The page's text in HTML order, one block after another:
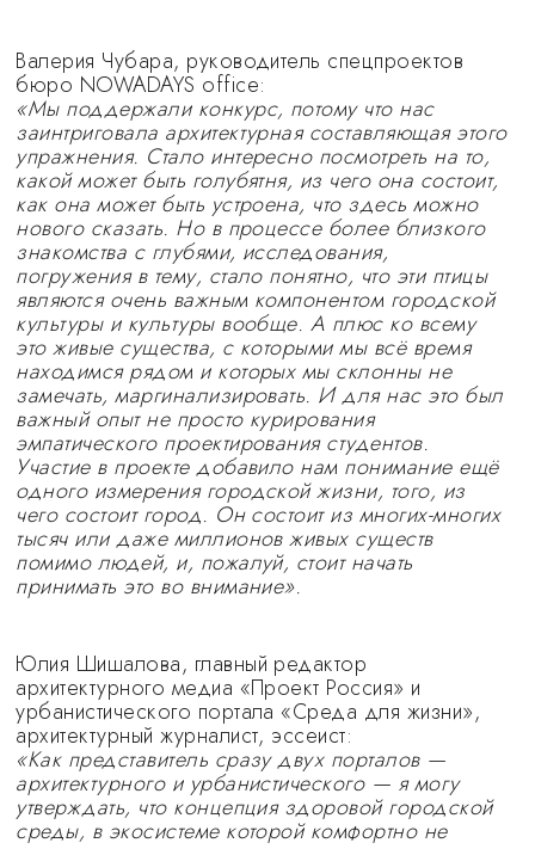
Валерия Чубара, руководитель спецпроектов
бюро NOWADAYS office:
«Мы поддержали конкурс, потому что нас
заинтриговала архитектурная составляющая этого
упражнения. Стало интересно посмотреть на то,
какой может быть голубятня, из чего она состоит,
как она может быть устроена, что здесь можно
нового сказать. Но в процессе более близкого
знакомства с глубями, исследования,
погружения в тему, стало понятно, что эти птицы
являются очень важным компонентом городской
культуры и культуры вообще. А плюс ко всему
это живые существа, с которыми мы всё время
находимся рядом и которых мы склонны не
замечать, маргинализировать. И для нас это был
важный опыт не просто курирования
эмпатического проектирования студентов.
Участие в проекте добавило нам понимание ещё
одного измерения городской жизни, того, из
чего состоит город. Он состоит из многих-многих
тысяч или даже миллионов живых существ
помимо людей, и, пожалуй, стоит начать
принимать это во внимание».
Юлия Шишалова, главный редактор
архитектурного медиа «Проект Россия» и
урбанистического портала «Среда для жизни»,
архитектурный журналист, эссеист:
«Как представитель сразу двух порталов —
архитектурного и урбанистического — я могу
утверждать, что концепция здоровой городской
среды, в экосистеме которой комфортно не